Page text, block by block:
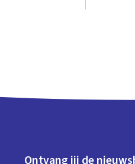
Ontvang jij de